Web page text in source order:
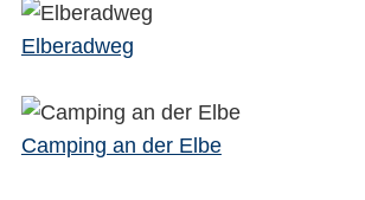
Elberadweg
Camping an der Elbe